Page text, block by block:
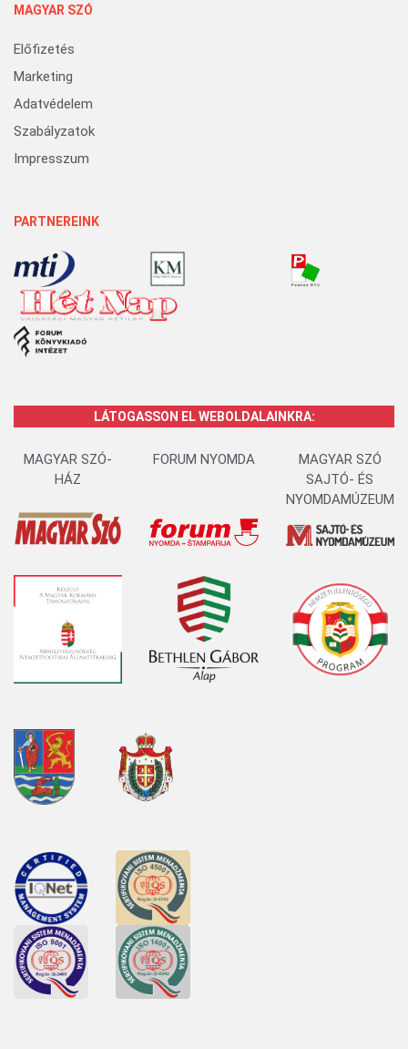
MAGYAR SZÓ
Előfizetés
Marketing
Adatvédelem
Szabályzatok
Impresszum
PARTNEREINK
LÁTOGASSON EL WEBOLDALAINKRA:
MAGYAR SZÓ-
HÁZ
FORUM NYOMDA
MAGYAR SZÓ
SAJTÓ- ÉS
NYOMDAMÚZEUM